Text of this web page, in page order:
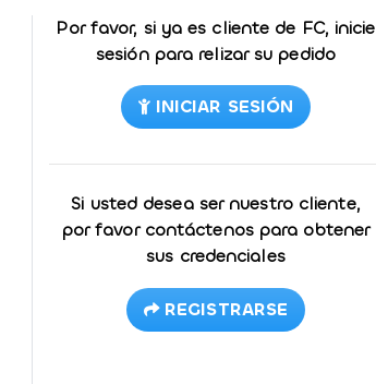
Por favor, si ya es cliente de FC, inicie
sesión para relizar su pedido
INICIAR SESIÓN
Si usted desea ser nuestro cliente,
por favor contáctenos para obtener
sus credenciales
REGISTRARSE